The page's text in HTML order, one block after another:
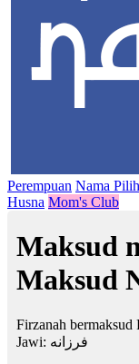
Perempuan Nama
Husna Mom's Club
Maksud
Maksud
Firzanah bermaksud
Jawi: فرزانه